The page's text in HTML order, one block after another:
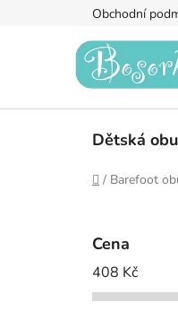
Obchodní
Dětská
Domů
/ Barefoot
Cena
408 Kč